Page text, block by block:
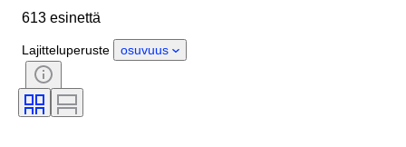
Aihe
Myyjä
613 esinettä
Lajitteluperuste osuvuus